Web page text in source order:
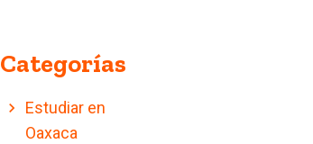
Categorías
Estudiar en
Oaxaca